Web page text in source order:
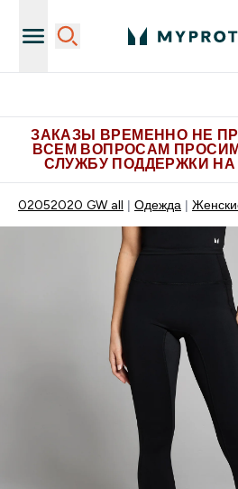
ЗАКАЗЫ ВРЕМЕННО НЕ
ВСЕМ ВОПРОСАМ
СЛУЖБУ ПОДДЕРЖКИ
02052020 GW all Одежда